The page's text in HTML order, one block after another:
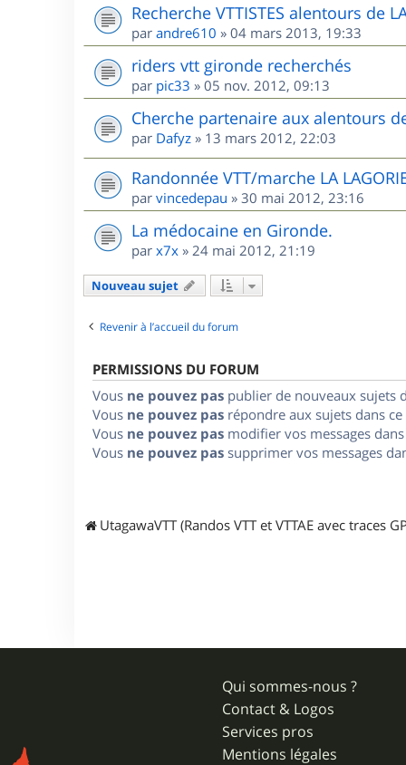
Recherche VTTISTES alentours de
par andre610 » 04 mars 2013, 19:33
riders vtt gironde recherchés
par pic33 » 05 nov. 2012, 09:13
Cherche partenaire aux alentours
par Dafyz » 13 mars 2012, 22:03
Randonnée VTT/marche LA
par vincedepau » 30 mai 2012, 23:16
La médocaine en Gironde.
par x7x » 24 mai 2012, 21:19
Nouveau sujet
Revenir à l’accueil du forum
PERMISSIONS DU FORUM
Vous ne pouvez pas publier de nouveaux sujets
Vous ne pouvez pas répondre aux sujets dans
Vous ne pouvez pas modifier vos messages
Vous ne pouvez pas supprimer vos messages
UtagawaVTT (Randos VTT et VTTAE avec traces
Qui sommes-nous ?
Contact & Logos
Services pros
Mentions légales